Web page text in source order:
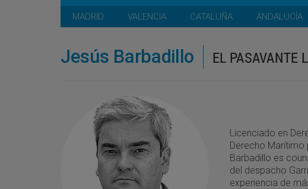
MADRID VALENCIA CATALUÑA ANDALUCÍA
Jesús Barbadillo EL PASAVANTE
Licenciado en
Derecho Marítimo
Barbadillo es
del despacho
experiencia de